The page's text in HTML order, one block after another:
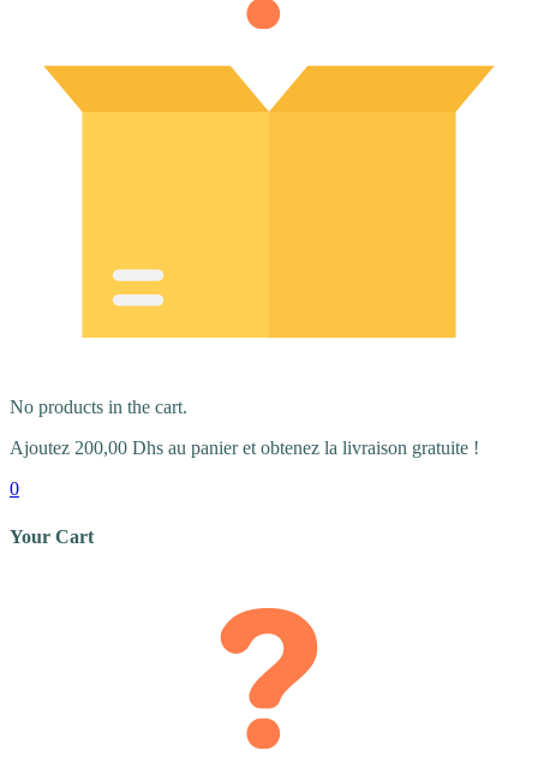
No products in the cart.
Ajoutez 200,00 Dhs au panier et obtenez la livraison gratuite !
0
Your Cart